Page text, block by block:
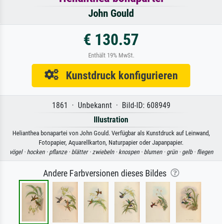
John Gould
€ 130.57
Enthält 19% MwSt.
Kunstdruck konfigurieren
1861 · Unbekannt · Bild-ID: 608949
Illustration
Helianthea bonapartei von John Gould. Verfügbar als Kunstdruck auf Leinwand,
Fotopapier, Aquarellkarton, Naturpapier oder Japanpapier.
vögel · hocken · pflanze · blätter · zwiebeln · knospen · blumen · grün · gelb · fliegen
Andere Farbversionen dieses Bildes